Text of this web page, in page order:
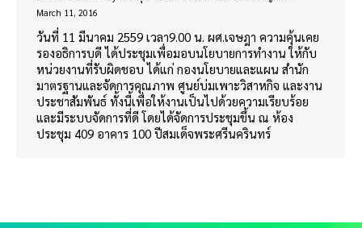
March 11, 2016
วันที่ 11 มีนาคม 2559 เวลา9.00 น. ผศ.เจษฎา ความคุ้นเคย
รองอธิการบดี ได้ประชุมเพื่อมอบนโยบายการทำงาน ให้กับ
หน่วยงานที่รับผิดชอบ ได้แก่ กองนโยบายและแผน สำนัก
มาตรฐานและจัดการคุณภาพ ศูนย์บ่มเพาะวิสาหกิจ และงาน
ประชาสัมพันธ์ ทั้งนี้เพื่อให้งานเป็นไปด้วยความเรียบร้อย
และมีระบบจัดการที่ดี โดยได้จัดการประชุมขึ้น ณ ห้อง
ประชุม 409 อาคาร 100 ปีสมเด็จพระศรีนครินทร์